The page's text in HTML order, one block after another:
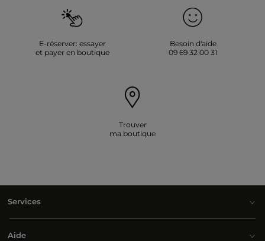
E-réserver: essayer
et payer en boutique
Besoin d'aide
09 69 32 00 31
Trouver
ma boutique
Services
Aide